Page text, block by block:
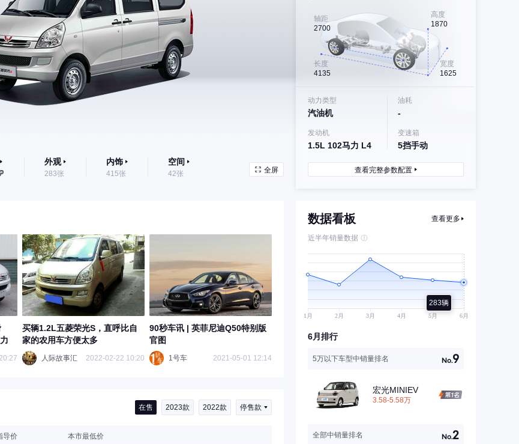
外观
283张
内饰
415张
空间
42张 全屏
轴距
2700
高度
1870
长度
4135
宽度
1625
动力类型
汽油机
油耗
-
发动机
1.5L 102马力 L4
变速箱
5挡手动
查看完整参数配置
买辆1.2L五菱荣光S，直呼比自
家的农用车方便太多
人际故事汇 2022-02-22 10:20
90秒车讯 | 英菲尼迪Q50特别版
官图
1号车 2021-05-01 12:14
在售 2023款 2022款 停售款
导价 本市最低价
数据看板 查看更多
近半年销量数据
283辆
6月排行
5万以下车型中销量排名 No.9
宏光MINIEV
3.58-5.58万
全部中销量排名 No.2